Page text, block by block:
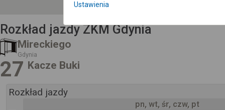
Rozkład jazdy ZKM Gdynia
Mireckiego
Gdynia
27 Kacze Buki
Rozkład jazdy
pn, wt, śr, czw, pt
Ustawienia